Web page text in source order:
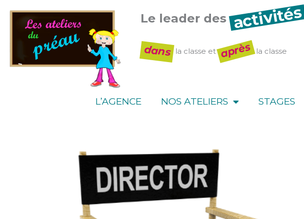
contenu
Le leader desactivités
dans la classe etaprès la classe
L’AGENCE NOS ATELIERS STAGES